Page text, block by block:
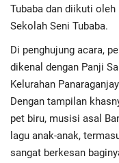
Ekonomi
Olahraga
Wisata
Politik
Tubaba dan diikuti
Sekolah Seni Tubaba.
Di penghujung acara,
dikenal dengan Panji
Kelurahan
Dengan tampilan
pet biru, musisi asal
lagu anak-anak,
sangat berkesan